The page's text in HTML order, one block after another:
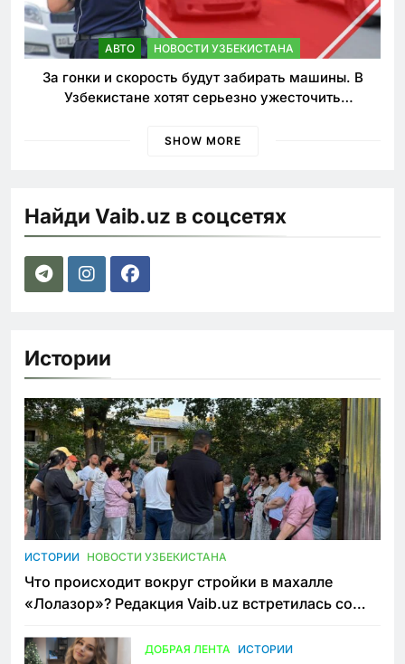
АВТО НОВОСТИ УЗБЕКИСТАНА
За гонки и скорость будут забирать машины. В
Узбекистане хотят серьезно ужесточить
SHOW MORE
Найди Vaib.uz в соцсетях
Истории
ИСТОРИИ НОВОСТИ УЗБЕКИСТАНА
Что происходит вокруг стройки в махалле
«Лолазор»? Редакция Vaib.uz встретилась со
ДОБРАЯ ЛЕНТА ИСТОРИИ